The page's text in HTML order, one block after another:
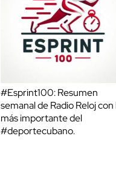
#Esprint100: Resumen
semanal de Radio Reloj con
más importante del
#deportecubano.